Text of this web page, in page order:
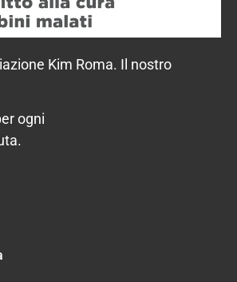
Kim Roma. Il nostro
ogni